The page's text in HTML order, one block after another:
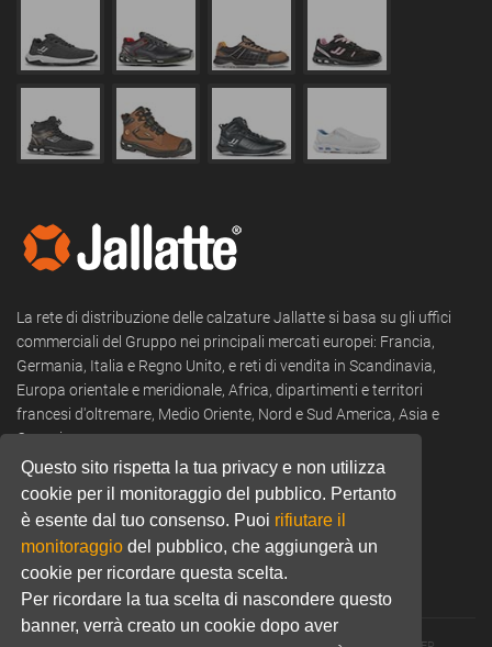
Questo sito rispetta la tua privacy e non utilizza
cookie per il monitoraggio del pubblico. Pertanto
è esente dal tuo consenso. Puoi rifiutare il
monitoraggio del pubblico, che aggiungerà un
cookie per ricordare questa scelta.
Per ricordare la tua scelta di nascondere questo
banner, verrà creato un cookie dopo aver
La rete di distribuzione delle calzature Jallatte si basa su gli uffici
commerciali del Gruppo nei principali mercati europei: Francia,
Germania, Italia e Regno Unito, e reti di vendita in Scandinavia,
Europa orientale e meridionale, Africa, dipartimenti e territori
francesi d'oltremare, Medio Oriente, Nord e Sud America, Asia e
Oceania.
+39 0322 53 94 50
Email:commercial@jallatte.fr
Website:www.jallatte.fr